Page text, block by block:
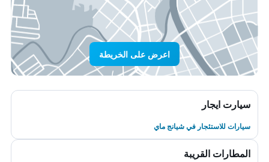
اعرض على الخريطة
سيارت ايجار
سيارات للاستئجار في شيانج ماي
المطارات القريبة